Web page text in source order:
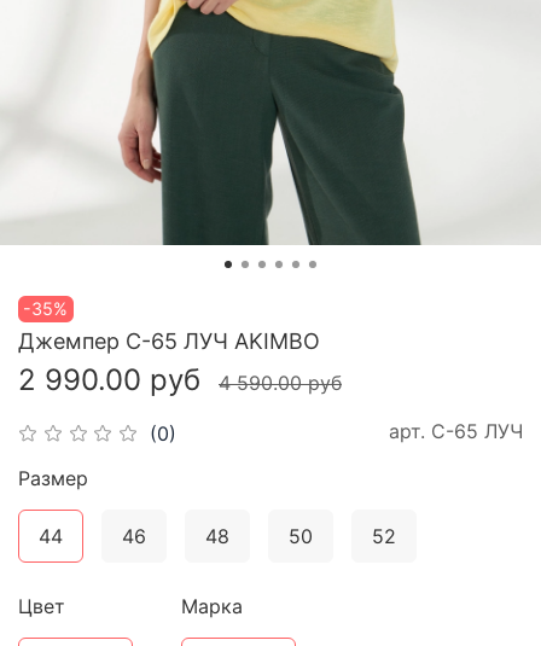
-35%
(0) арт. С-65 ЛУЧ
Джемпер С-65 ЛУЧ AKIMBO
2 990.00 руб 4 590.00 руб
Размер
44 46 48 50 52
Цвет Марка